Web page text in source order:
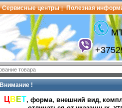
Сервисные центры | Полезная
Внимание !
ЦВ ЕТ, форма, внешний вид,